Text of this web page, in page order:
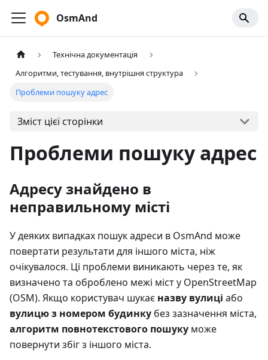
OsmAnd
Технічна документація
Алгоритми, тестування, внутрішня структура
Проблеми пошуку адрес
Зміст цієї сторінки
Проблеми пошуку адрес
Адресу знайдено в
неправильному місті
У деяких випадках пошук адреси в OsmAnd може
повертати результати для іншого міста, ніж
очікувалося. Ці проблеми виникають через те, як
визначено та оброблено межі міст у OpenStreetMap
(OSM). Якщо користувач шукає назву вулиці або
вулицю з номером будинку без зазначення міста,
алгоритм повнотекстового пошуку може
повернути збіг з іншого міста.